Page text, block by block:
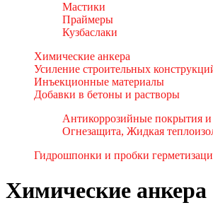
Мастики
Праймеры
Кузбаслаки
Химические анкера
Усиление строительных
Инъекционные материалы
Добавки в бетоны и растворы
Антикоррозийные покрытия и
Огнезащита, Жидкая
Гидрошпонки и пробки
Химические анкера